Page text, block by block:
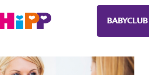
BABYCLUB